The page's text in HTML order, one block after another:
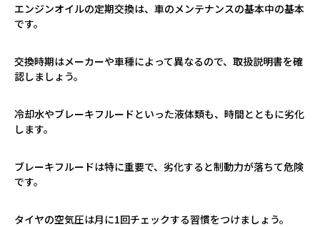
エンジンオイルの定期交換は、車のメンテナンスの基本中の基本
です。
交換時期はメーカーや車種によって異なるので、取扱説明書を確
認しましょう。
冷却水やブレーキフルードといった液体類も、時間とともに劣化
します。
ブレーキフルードは特に重要で、劣化すると制動力が落ちて危険
です。
タイヤの空気圧は月に1回チェックする習慣をつけましょう。